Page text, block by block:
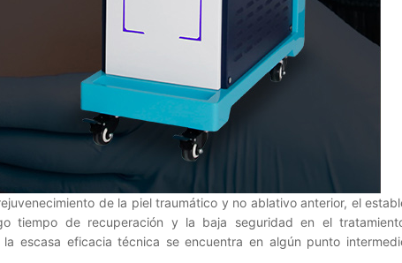
de la piel traumático y no ablativo anterior, el
tiempo de recuperación y la baja seguridad en el
escasa eficacia técnica se encuentra en algún punto